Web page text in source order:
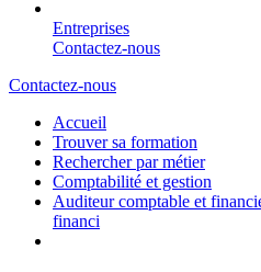
Entreprises
Contactez-nous
Contactez-nous
Accueil
Trouver sa formation
Rechercher par métier
Comptabilité et gestion
Auditeur comptable et
financi